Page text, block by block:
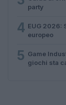
party
4 EUG 2026:
europeo
5 Game
giochi sta